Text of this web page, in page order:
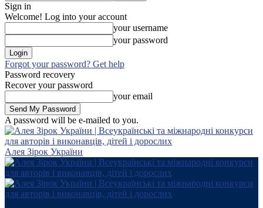
Sign in
Welcome! Log into your account
your username
your password
Forgot your password? Get help
Password recovery
Recover your password
your email
A password will be e-mailed to you.
Алея Зірок України